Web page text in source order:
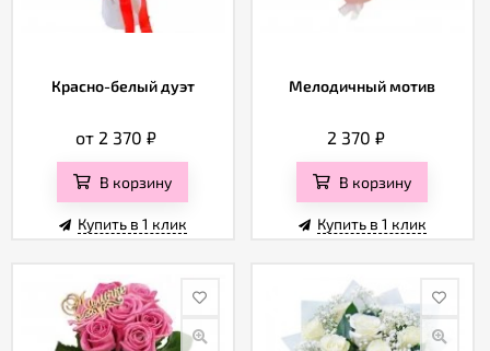
Красно-белый дуэт
от 2 370₽
В корзину
Купить в 1 клик
Мелодичный мотив
2 370 ₽
В корзину
Купить в 1 клик